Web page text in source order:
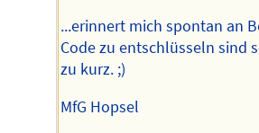
...erinnert mich spontan an
Code zu entschlüsseln sind
zu kurz. ;)
MfG Hopsel